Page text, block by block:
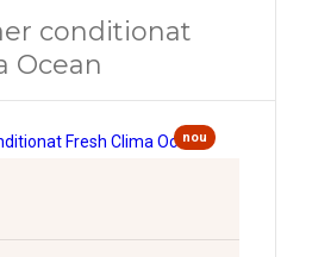
conditionat
Ocean
nou